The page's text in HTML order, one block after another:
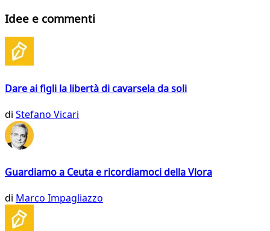
Idee e commenti
Dare ai figli la libertà di cavarsela da soli
di Stefano Vicari
Guardiamo a Ceuta e ricordiamoci della Vlora
di Marco Impagliazzo